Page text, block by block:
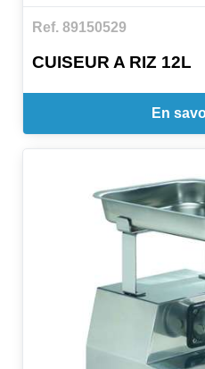
Ref. 89150529
CUISEUR A RIZ 12L
En